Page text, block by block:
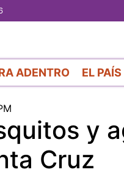
ADENTRO EL PAÍS
y
Cruz